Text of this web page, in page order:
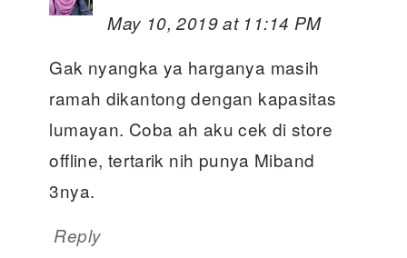
May 10, 2019 at 11:14 PM
Gak nyangka ya harganya masih
ramah dikantong dengan kapasitas
lumayan. Coba ah aku cek di store
offline, tertarik nih punya Miband
3nya.
Reply